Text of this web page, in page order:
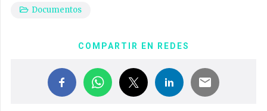
Documentos
COMPARTIR EN REDES